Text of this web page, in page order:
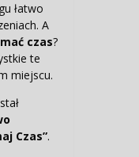
łatwo
A
czas?
te
miejscu.
Czas”.